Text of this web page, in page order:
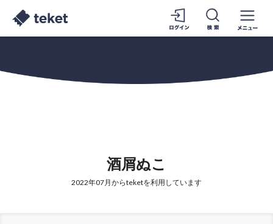
酒屑ぬこ
2022年07月からteketを利用しています